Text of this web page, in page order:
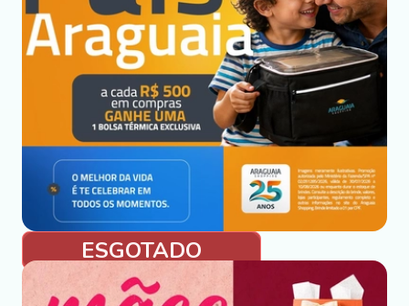
ESGOTADO